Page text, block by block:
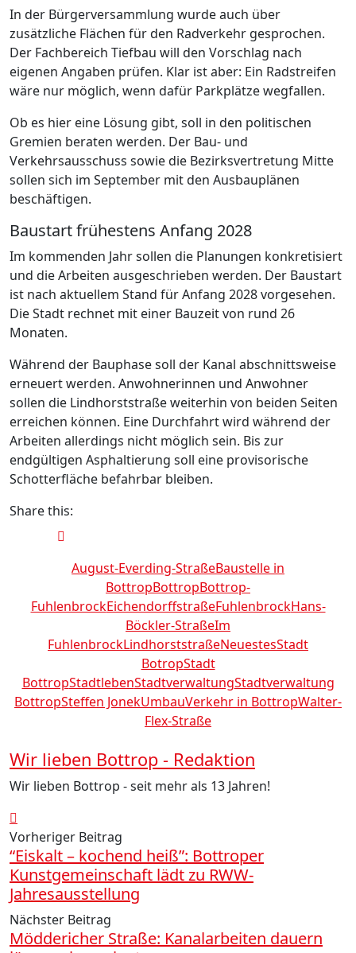
In der Bürgerversammlung wurde auch über
zusätzliche Flächen für den Radverkehr gesprochen.
Der Fachbereich Tiefbau will den Vorschlag nach
eigenen Angaben prüfen. Klar ist aber: Ein Radstreifen
wäre nur möglich, wenn dafür Parkplätze wegfallen.
Ob es hier eine Lösung gibt, soll in den politischen
Gremien beraten werden. Der Bau- und
Verkehrsausschuss sowie die Bezirksvertretung Mitte
sollen sich im September mit den Ausbauplänen
beschäftigen.
Baustart frühestens Anfang 2028
Im kommenden Jahr sollen die Planungen konkretisiert
und die Arbeiten ausgeschrieben werden. Der Baustart
ist nach aktuellem Stand für Anfang 2028 vorgesehen.
Die Stadt rechnet mit einer Bauzeit von rund 26
Monaten.
Während der Bauphase soll der Kanal abschnittsweise
erneuert werden. Anwohnerinnen und Anwohner
sollen die Lindhorststraße weiterhin von beiden Seiten
erreichen können. Eine Durchfahrt wird während der
Arbeiten allerdings nicht möglich sein. Bis zur
endgültigen Asphaltierung soll eine provisorische
Schotterfläche befahrbar bleiben.
Share this:
August-Everding-StraßeBaustelle in
BottropBottropBottrop-
FuhlenbrockEichendorffstraßeFuhlenbrockHans-
Böckler-StraßeIm
FuhlenbrockLindhorststraßeNeuestesStadt
BotropStadt
BottropStadtlebenStadtverwaltungStadtverwaltung
BottropSteffen JonekUmbauVerkehr in BottropWalter-
Flex-Straße
Wir lieben Bottrop - Redaktion
Wir lieben Bottrop - seit mehr als 13 Jahren!
Vorheriger Beitrag
“Eiskalt – kochend heiß”: Bottroper
Kunstgemeinschaft lädt zu RWW-
Jahresausstellung
Nächster Beitrag
Möddericher Straße: Kanalarbeiten dauern